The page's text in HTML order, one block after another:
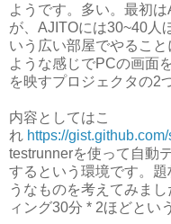
ようです。多い。最初
が、AJITOには30~40人
いう広い部屋でやるこ
ような感じでPCの画面
を映すプロジェクタの2
内容としてはこ
れ https://
testrunnerを使って自動
するという環境です。
うなものを考えてみま
ィング30分 * 2ほどとい